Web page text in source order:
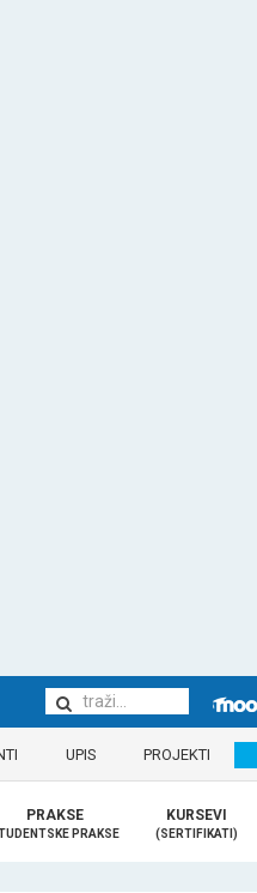
UPIS PROJEKTI
PRAKSE
PRAKSE
KURSEVI
(SERTIFIKATI)